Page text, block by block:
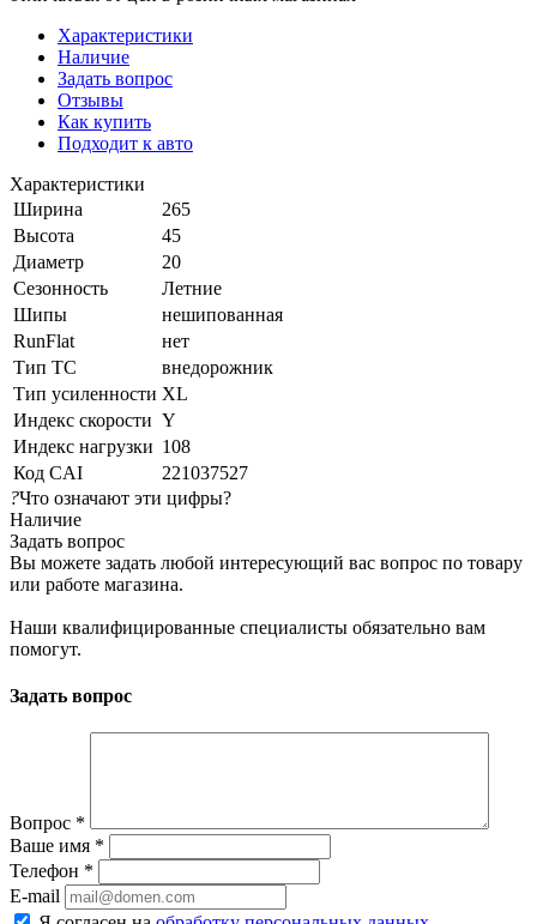
Характеристики
Наличие
Задать вопрос
Отзывы
Как купить
Подходит к авто
Характеристики
Ширина
265
Высота
45
Диаметр
20
Сезонность
Летние
Шипы
нешипованная
RunFlat
нет
Тип ТС
внедорожник
Тип усиленности XL
Индекс скорости Y
Индекс нагрузки 108
Код CAI
221037527
?Что означают эти цифры?
Наличие
Задать вопрос
Вы можете задать любой интересующий вас вопрос по товару
или работе магазина.
Наши квалифицированные специалисты обязательно вам
помогут.
Задать вопрос
Вопрос *
Ваше имя *
Телефон *
E-mail